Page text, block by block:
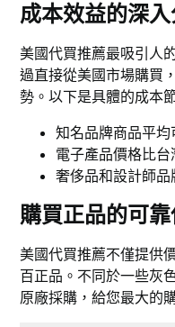
成本效益的深
美國代買推薦最吸引人
過直接從美國市場購買
勢。以下是具體的成本
知名品牌商品平
電子產品價格比
奢侈品和設計師
購買正品的可
美國代買推薦不僅提供
百正品。不同於一些灰
原廠採購，給您最大的